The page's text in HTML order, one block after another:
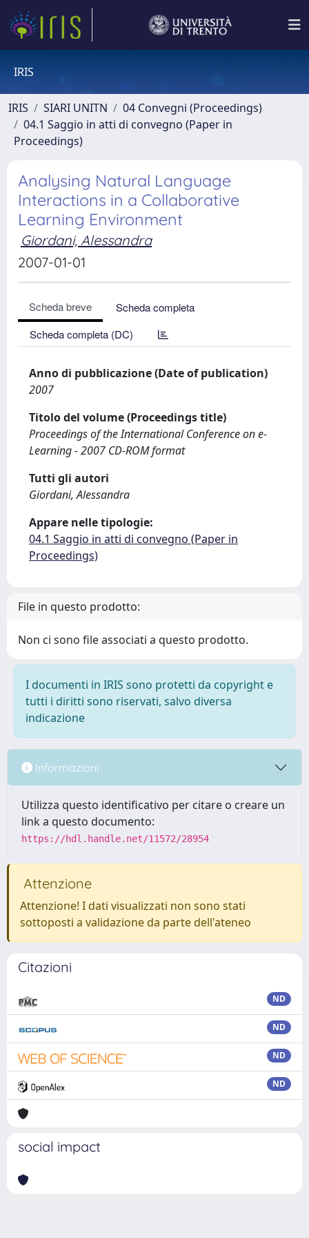
IRIS
IRIS SIARI UNITN
04 Convegni (Proceedings)
04.1 Saggio in atti di convegno (Paper in
Proceedings)
Analysing Natural Language
Interactions in a Collaborative
Learning Environment
Giordani, Alessandra
2007-01-01
Scheda breve
Scheda completa
Scheda completa (DC)
Anno di pubblicazione (Date of publication)
2007
Titolo del volume (Proceedings title)
Proceedings of the International Conference on e-
Learning - 2007 CD-ROM format
Tutti gli autori
Giordani, Alessandra
Appare nelle tipologie:
04.1 Saggio in atti di convegno (Paper in
Proceedings)
File in questo prodotto:
Non ci sono file associati a questo prodotto.
I documenti in IRIS sono protetti da copyright e
tutti i diritti sono riservati, salvo diversa
indicazione
Informazioni
Utilizza questo identificativo per citare o creare un
link a questo documento:
https://hdl.handle.net/11572/28954
Attenzione
Attenzione! I dati visualizzati non sono stati
sottoposti a validazione da parte dell'ateneo
Citazioni
ND
ND
ND
ND
social impact